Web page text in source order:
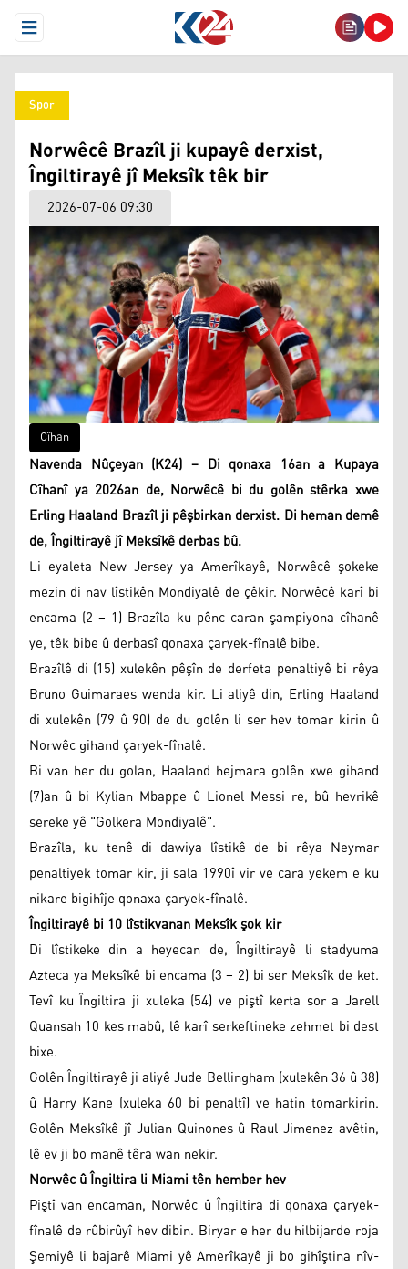
Open Menu
Spor
Norwêcê Brazîl ji kupayê derxist,
Îngiltirayê jî Meksîk têk bir
2026-07-06 09:30
Cîhan
Navenda Nûçeyan (K24) – Di qonaxa 16an a Kupaya
Cîhanî ya 2026an de, Norwêcê bi du golên stêrka xwe
Erling Haaland Brazîl ji pêşbirkan derxist. Di heman demê
de, Îngiltirayê jî Meksîkê derbas bû.
Li eyaleta New Jersey ya Amerîkayê, Norwêcê şokeke
mezin di nav lîstikên Mondiyalê de çêkir. Norwêcê karî bi
encama (2 – 1) Brazîla ku pênc caran şampiyona cîhanê
ye, têk bibe û derbasî qonaxa çaryek-fînalê bibe.
Brazîlê di (15) xulekên pêşîn de derfeta penaltiyê bi rêya
Bruno Guimaraes wenda kir. Li aliyê din, Erling Haaland
di xulekên (79 û 90) de du golên li ser hev tomar kirin û
Norwêc gihand çaryek-fînalê.
Bi van her du golan, Haaland hejmara golên xwe gihand
(7)an û bi Kylian Mbappe û Lionel Messi re, bû hevrikê
sereke yê "Golkera Mondiyalê".
Brazîla, ku tenê di dawiya lîstikê de bi rêya Neymar
penaltiyek tomar kir, ji sala 1990î vir ve cara yekem e ku
nikare bigihîje qonaxa çaryek-fînalê.
Îngiltirayê bi 10 lîstikvanan Meksîk şok kir
Di lîstikeke din a heyecan de, Îngiltirayê li stadyuma
Azteca ya Meksîkê bi encama (3 – 2) bi ser Meksîk de ket.
Tevî ku Îngiltira ji xuleka (54) ve piştî kerta sor a Jarell
Quansah 10 kes mabû, lê karî serkeftineke zehmet bi dest
bixe.
Golên Îngiltirayê ji aliyê Jude Bellingham (xulekên 36 û 38)
û Harry Kane (xuleka 60 bi penaltî) ve hatin tomarkirin.
Golên Meksîkê jî Julian Quinones û Raul Jimenez avêtin,
lê ev ji bo manê têra wan nekir.
Norwêc û Îngiltira li Miami tên hember hev
Piştî van encaman, Norwêc û Îngiltira di qonaxa çaryek-
fînalê de rûbirûyî hev dibin. Biryar e her du hilbijarde roja
Şemiyê li bajarê Miami yê Amerîkayê ji bo gihîştina nîv-